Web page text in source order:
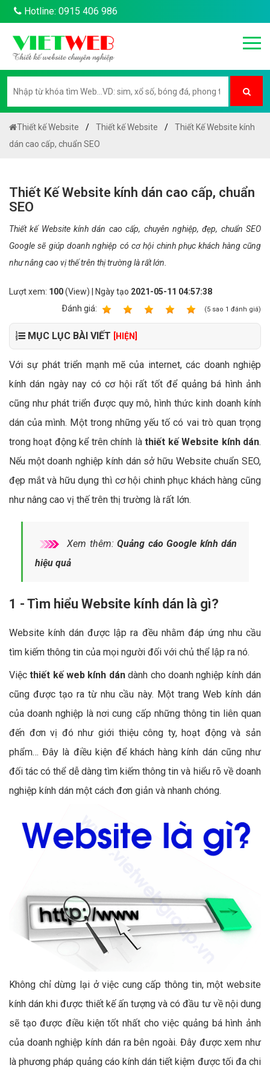
Hotline: 0915 406 986
Thiết kế Website Thiết kế Website
Thiết Kế Website kính
dán cao cấp, chuẩn SEO
Thiết Kế Website kính dán cao cấp, chuẩn
SEO
Thiết kế Website kính dán cao cấp, chuyên nghiệp, đẹp, chuẩn SEO
Google sẽ giúp doanh nghiệp có cơ hội chinh phục khách hàng cũng
như nâng cao vị thế trên thị trường là rất lớn.
Lượt xem: 100(View) | Ngày tạo 2021-05-11 04:57:38
Ðánh giá:
(5 sao 1 đánh giá)
MỤC LỤC BÀI VIẾT [HIỆN]
Với sự phát triển mạnh mẽ của internet, các doanh nghiệp
kính dán ngày nay có cơ hội rất tốt để quảng bá hình ảnh
cũng như phát triển được quy mô, hình thức kinh doanh kính
dán của mình. Một trong những yếu tố có vai trò quan trọng
trong hoạt động kể trên chính làthiết kế Website kính dán.
Nếu một doanh nghiệp kính dán sở hữu Website chuẩn SEO,
đẹp mắt và hữu dụng thì cơ hội chinh phục khách hàng cũng
như nâng cao vị thế trên thị trường là rất lớn.
Xem thêm:Quảng cáo Google kính dán
hiệu quả
1 - Tìm hiểu Website kính dán là gì?
Website kính dán được lập ra đều nhằm đáp ứng nhu cầu
tìm kiếm thông tin của mọi người đối với chủ thể lập ra nó.
Việcthiết kế web kính dándành cho doanh nghiệp kính dán
cũng được tạo ra từ nhu cầu này. Một trang Web kính dán
của doanh nghiệp là nơi cung cấp những thông tin liên quan
đến đơn vị đó như giới thiệu công ty, hoạt động và sản
phẩm… Đây là điều kiện để khách hàng kính dán cũng như
đối tác có thể dễ dàng tìm kiếm thông tin và hiểu rõ về doanh
nghiệp kính dán một cách đơn giản và nhanh chóng.
Không chỉ dừng lại ở việc cung cấp thông tin, một website
kính dán khi được thiết kế ấn tượng và có đầu tư về nội dung
sẽ tạo được điều kiện tốt nhất cho việc quảng bá hình ảnh
của doanh nghiệp kính dán ra bên ngoài. Đây được xem như
là phương pháp quảng cáo kính dán tiết kiệm được tối đa chi